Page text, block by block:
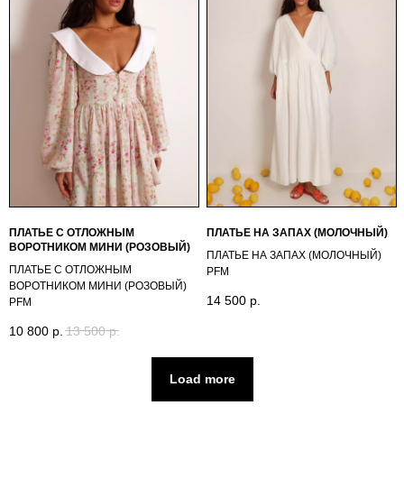
ПЛАТЬЕ С ОТЛОЖНЫМ
ВОРОТНИКОМ МИНИ (РОЗОВЫЙ)
ПЛАТЬЕ С ОТЛОЖНЫМ
ВОРОТНИКОМ МИНИ (РОЗОВЫЙ)
PFМ
10 800 р. 13 500 р.
ПЛАТЬЕ НА ЗАПАХ (МОЛОЧНЫЙ)
ПЛАТЬЕ НА ЗАПАХ (МОЛОЧНЫЙ)
PFМ
14 500 р.
Load more